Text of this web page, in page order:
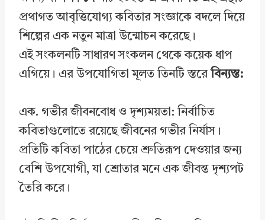
প্রথাগত আবৃত্তিযোগ্য কবিতার সংজ্ঞাকে বদলে দিয়ে
শিল্পের এক নতুন মাত্রা উন্মোচন করেছে।
এই সংকলনটি সাধারণ সংকলন থেকে কয়েক ধাপ
এগিয়ে। এর উপযোগিতা মূলত তিনটি স্তরে বিন্যস্ত:
এক. গভীর জীবনবোধ ও দৃশ্যময়তা: নির্বাচিত
কবিতাগুলোতে রয়েছে জীবনের গভীর নির্যাস।
প্রতিটি কবিতা পাঠের চেয়ে শ্রুতিরূপ দেওয়ার জন্য
বেশি উপযোগী, যা শ্রোতার মনে এক জীবন্ত দৃশ্যপট
তৈরি করে।